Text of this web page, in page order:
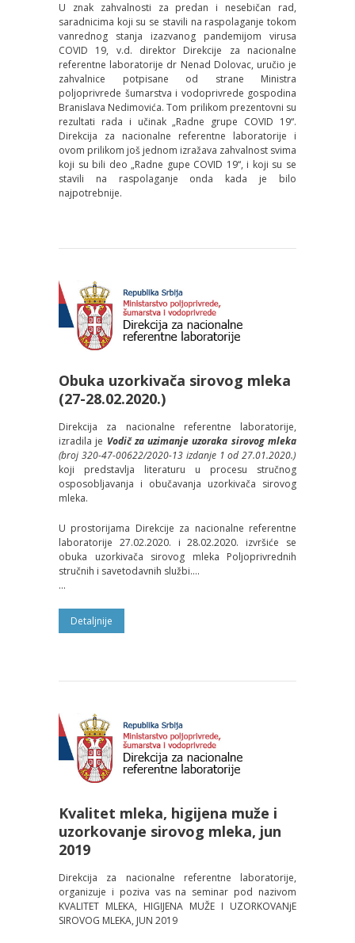
U znak zahvalnosti za predan i nesebičan rad,
saradnicima koji su se stavili na raspolaganje tokom
vanrednog stanja izazvanog pandemijom virusa
COVID 19, v.d. direktor Direkcije za nacionalne
referentne laboratorije dr Nenad Dolovac, uručio je
zahvalnice potpisane od strane Ministra
polјoprivrede šumarstva i vodoprivrede gospodina
Branislava Nedimovića. Tom prilikom prezentovni su
rezultati rada i učinak „Radne grupe COVID 19“.
Direkcija za nacionalne referentne laboratorije i
ovom prilikom još jednom izražava zahvalnost svima
koji su bili deo „Radne gupe COVID 19“, i koji su se
stavili na raspolaganje onda kada je bilo
najpotrebnije.
Obuka uzorkivača sirovog mleka
(27-28.02.2020.)
Direkcija za nacionalne referentne laboratorije,
izradila je Vodič za uzimanje uzoraka sirovog mleka
(broj 320-47-00622/2020-13 izdanje 1 od 27.01.2020.)
koji predstavlјa literaturu u procesu stručnog
osposoblјavanja i obučavanja uzorkivača sirovog
mleka.
U prostorijama Direkcije za nacionalne referentne
laboratorije 27.02.2020. i 28.02.2020. izvršiće se
obuka uzorkivača sirovog mleka Polјoprivrednih
stručnih i savetodavnih službi....
...
Detalјnije
Kvalitet mleka, higijena muže i
uzorkovanje sirovog mleka, jun
2019
Direkcija za nacionalne referentne laboratorije,
organizuje i poziva vas na seminar pod nazivom
KVALITET MLEKA, HIGIJENA MUŽE I UZORKOVANјE
SIROVOG MLEKA, JUN 2019